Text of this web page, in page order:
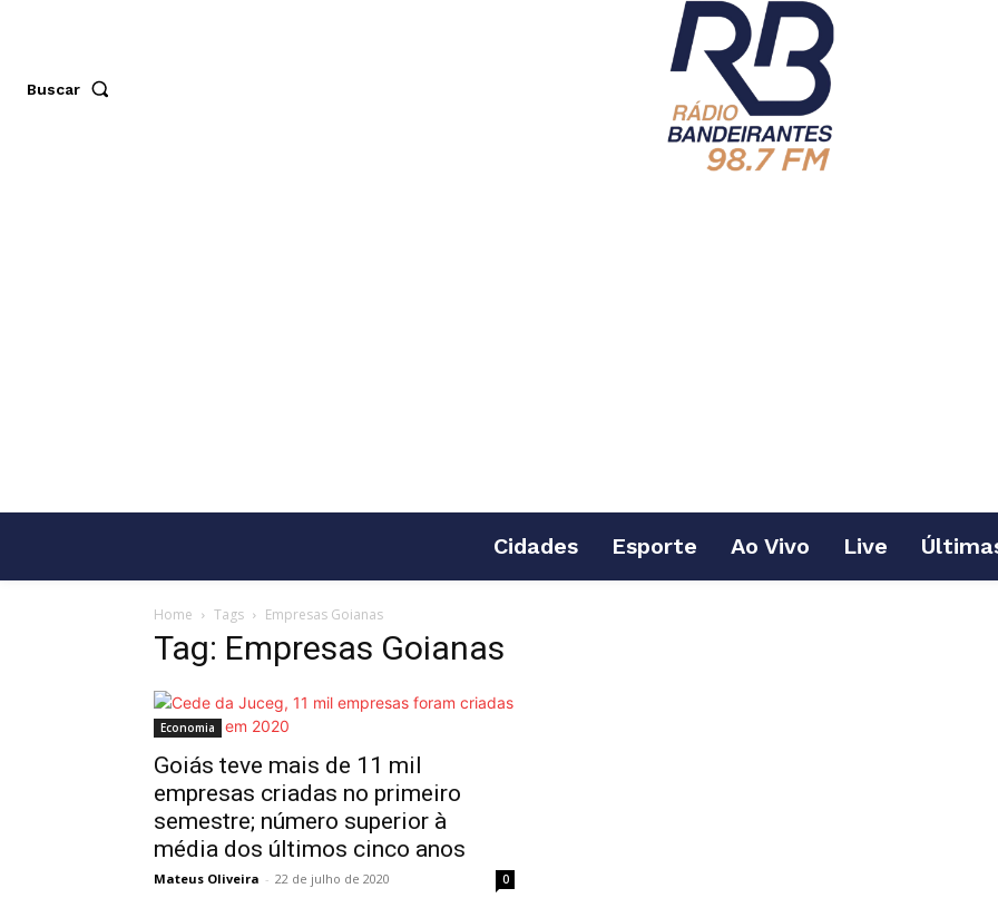
Buscar
Cidades Esporte Ao Vivo Live
Home Tags Empresas Goianas
Tag: Empresas Goianas
Economia
Goiás teve mais de 11 mil
empresas criadas no primeiro
semestre; número superior à
média dos últimos cinco anos
Mateus Oliveira - 22 de julho de 2020 0